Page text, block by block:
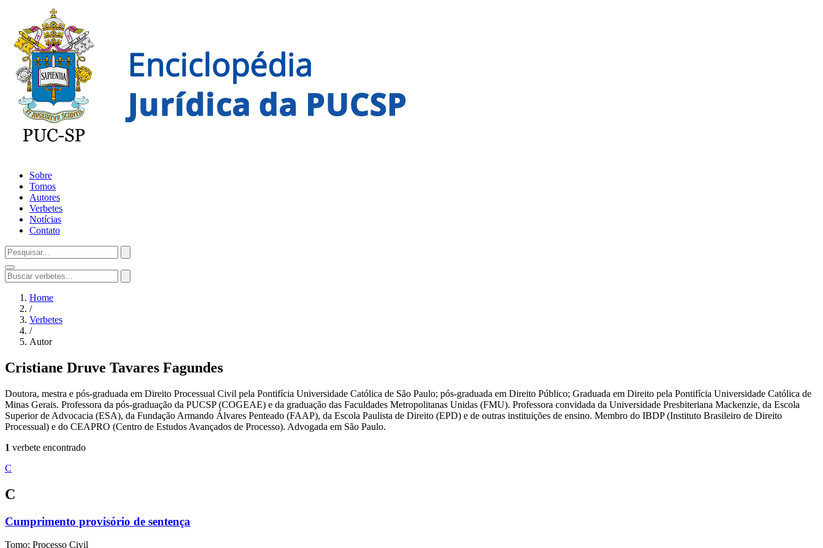
Sobre
Tomos
Autores
Verbetes
Notícias
Contato
Home
/
Verbetes
/
Autor
Cristiane Druve Tavares Fagundes
Doutora, mestra e pós-graduada em Direito Processual Civil pela Pontifícia Universidade Católica de São Paulo; pós-graduada em Direito Público; Graduada em Direito pela Pontifícia Universidade Católica de
Minas Gerais. Professora da pós-graduação da PUCSP (COGEAE) e da graduação das Faculdades Metropolitanas Unidas (FMU). Professora convidada da Universidade Presbiteriana Mackenzie, da Escola
Superior de Advocacia (ESA), da Fundação Armando Álvares Penteado (FAAP), da Escola Paulista de Direito (EPD) e de outras instituições de ensino. Membro do IBDP (Instituto Brasileiro de Direito
Processual) e do CEAPRO (Centro de Estudos Avançados de Processo). Advogada em São Paulo.
1 verbete encontrado
C
C
Cumprimento provisório de sentença
Tomo: Processo Civil